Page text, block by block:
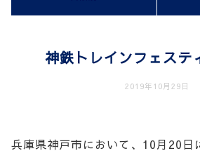
神鉄トレインフェステ
2019年10月29日
兵庫県神戸市において、10月20日